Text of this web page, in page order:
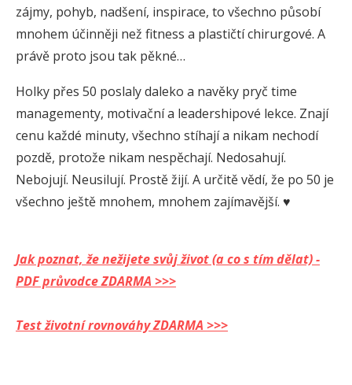
zájmy, pohyb, nadšení, inspirace, to všechno působí
mnohem účinněji než fitness a plastičtí chirurgové. A
právě proto jsou tak pěkné…
Holky přes 50 poslaly daleko a navěky pryč time
managementy, motivační a leadershipové lekce. Znají
cenu každé minuty, všechno stíhají a nikam nechodí
pozdě, protože nikam nespěchají. Nedosahují.
Nebojují. Neusilují. Prostě žijí. A určitě vědí, že po 50 je
všechno ještě mnohem, mnohem zajímavější. ♥
Jak poznat, že nežijete svůj život (a co s tím dělat) -
PDF průvodce ZDARMA >>>
Test životní rovnováhy ZDARMA >>>